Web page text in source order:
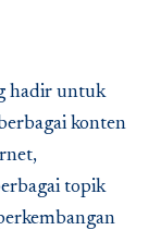
hadir untuk
konten
topik